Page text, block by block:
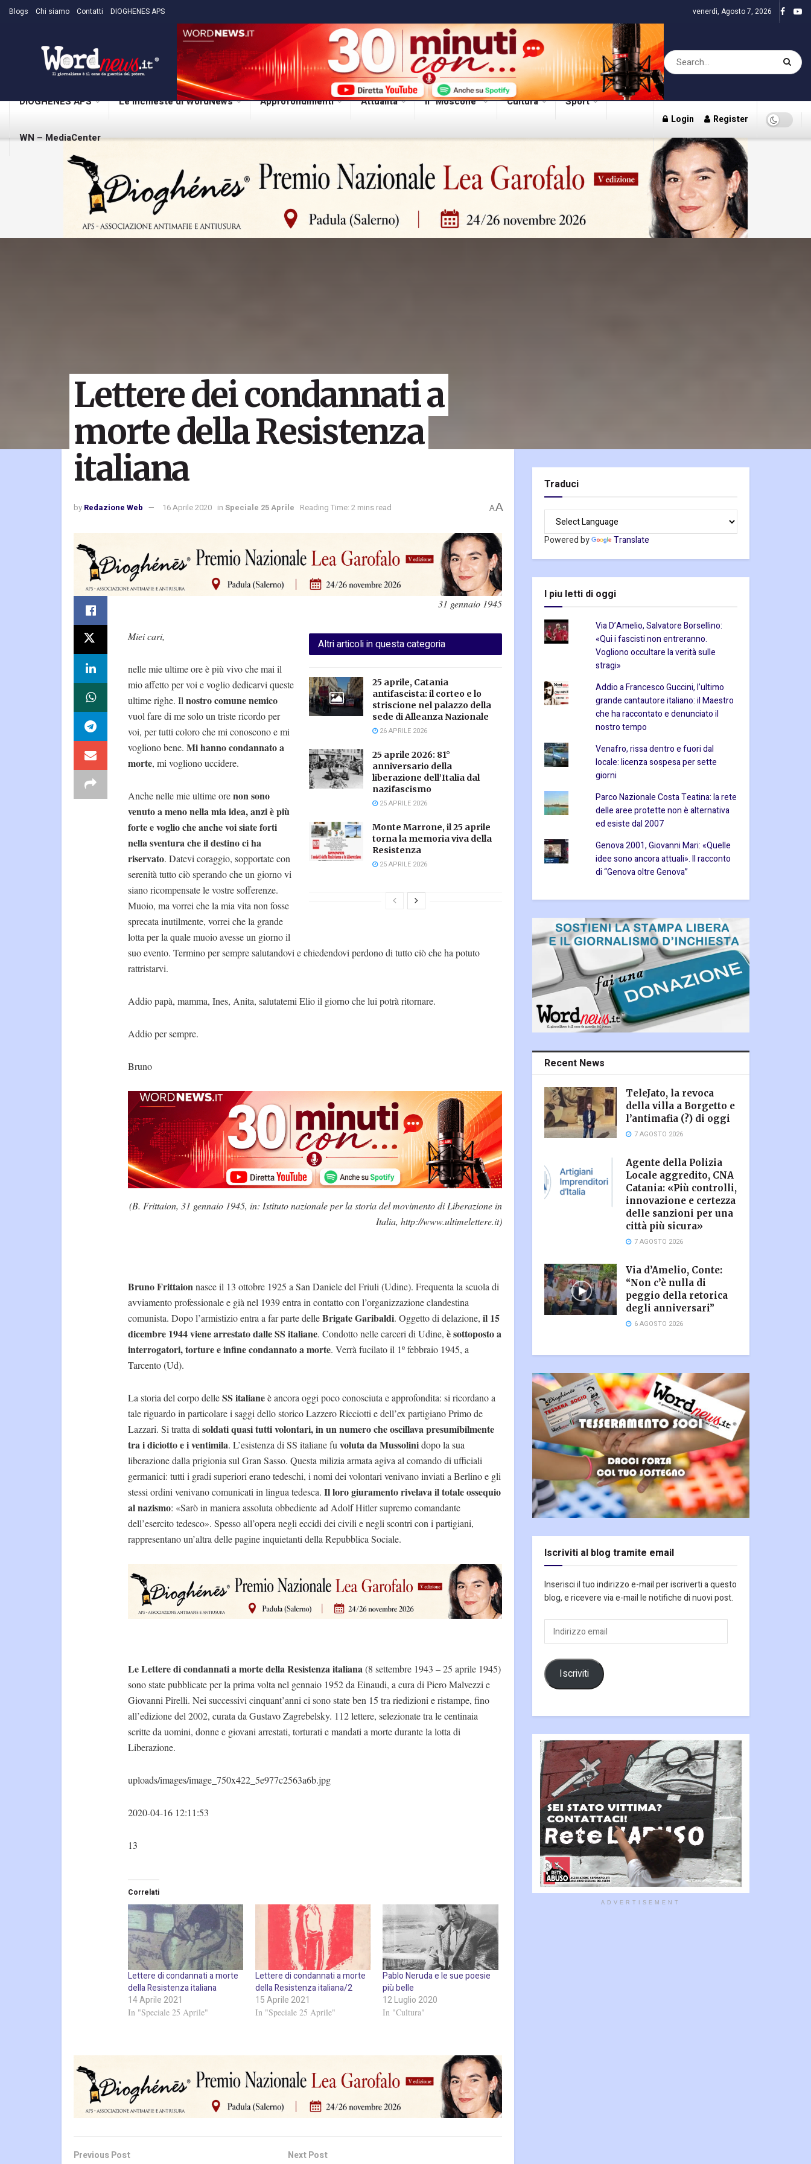
Blogs Chi siamo Contatti DIOGHENES APS venerdì, Agosto 7, 2026
DIOGHENES APS Le inchieste di WordNews Approfondimenti Attualità Il “Moscone” Cultura Sport
WN – MediaCenter
Login Register
Lettere dei condannati a
morte della Resistenza
italiana
by Redazione Web 16 Aprile 2020 in Speciale 25 Aprile Reading Time: 2 mins read AA
31 gennaio 1945
Altri articoli in questa categoria
25 aprile, Catania
antifascista: il corteo e lo
striscione nel palazzo della
sede di Alleanza Nazionale
26 APRILE 2026
25 aprile 2026: 81°
anniversario della
liberazione dell’Italia dal
nazifascismo
25 APRILE 2026
Monte Marrone, il 25 aprile
torna la memoria viva della
Resistenza
25 APRILE 2026
Miei cari,
nelle mie ultime ore è più vivo che mai il
mio affetto per voi e voglio dedicarvi queste
ultime righe. Ilnostro comune nemico
vuol fare di me solo un triste ricordo per
voi, per tutti coloro che mi conoscono e mi
vogliono bene. Mi hanno condannato a
morte, mi vogliono uccidere.
Anche nelle mie ultime orenon sono
venuto a meno nella mia idea, anzi è più
forte e voglio che anche voi siate forti
nella sventura che il destino ci ha
riservato. Datevi coraggio, sopportate con
serenità tutto ciò sperando che un giorno vi
siano ricompensate le vostre sofferenze.
Muoio, ma vorrei che la mia vita non fosse
sprecata inutilmente, vorrei che la grande
lotta per la quale muoio avesse un giorno il
suo evento. Termino per sempre salutandovi e chiedendovi perdono di tutto ciò che ha potuto
rattristarvi.
Addio papà, mamma, Ines, Anita, salutatemi Elio il giorno che lui potrà ritornare.
Addio per sempre.
Bruno
(B. Frittaion, 31 gennaio 1945, in: Istituto nazionale per la storia del movimento di Liberazione in
Italia, http://www.ultimelettere.it)
Bruno Frittaionnasce il 13 ottobre 1925 a San Daniele del Friuli (Udine). Frequenta la scuola di
avviamento professionale e già nel 1939 entra in contatto con l’organizzazione clandestina
comunista. Dopo l’armistizio entra a far parte delleBrigate Garibaldi. Oggetto di delazione, il 15
dicembre 1944 viene arrestato dalle SS italiane. Condotto nelle carceri di Udine, è sottoposto a
interrogatori, torture e infine condannato a morte. Verrà fucilato il 1º febbraio 1945, a
Tarcento (Ud).
La storia del corpo delleSS italianeè ancora oggi poco conosciuta e approfondita: si ricordano a
tale riguardo in particolare i saggi dello storico Lazzero Ricciotti e dell’ex partigiano Primo de
Lazzari. Si tratta di soldati quasi tutti volontari, in un numero che oscillava presumibilmente
tra i diciotto e i ventimila. L’esistenza di SS italiane fu voluta da Mussolinidopo la sua
liberazione dalla prigionia sul Gran Sasso. Questa milizia armata agiva al comando di ufficiali
germanici: tutti i gradi superiori erano tedeschi, i nomi dei volontari venivano inviati a Berlino e gli
stessi ordini venivano comunicati in lingua tedesca. Il loro giuramento rivelava il totale ossequio
al nazismo: «Sarò in maniera assoluta obbediente ad Adolf Hitler supremo comandante
dell’esercito tedesco». Spesso all’opera negli eccidi dei civili e negli scontri con i partigiani,
rappresentano un’altra delle pagine inquietanti della Repubblica Sociale.
Le Lettere di condannati a morte della Resistenza italiana(8 settembre 1943 – 25 aprile 1945)
sono state pubblicate per la prima volta nel gennaio 1952 da Einaudi, a cura di Piero Malvezzi e
Giovanni Pirelli. Nei successivi cinquant’anni ci sono state ben 15 tra riedizioni e ristampe, fino
all’edizione del 2002, curata da Gustavo Zagrebelsky. 112 lettere, selezionate tra le centinaia
scritte da uomini, donne e giovani arrestati, torturati e mandati a morte durante la lotta di
Liberazione.
uploads/images/image_750x422_5e977c2563a6b.jpg
2020-04-16 12:11:53
13
Correlati
Lettere di condannati a morte
della Resistenza italiana
14 Aprile 2021
In "Speciale 25 Aprile"
Lettere di condannati a morte
della Resistenza italiana/2
15 Aprile 2021
In "Speciale 25 Aprile"
Pablo Neruda e le sue poesie
più belle
12 Luglio 2020
In "Cultura"
Previous Post Next Post
Traduci
Powered by Translate
I piu letti di oggi
Via D’Amelio, Salvatore Borsellino:
«Qui i fascisti non entreranno.
Vogliono occultare la verità sulle
stragi»
Addio a Francesco Guccini, l’ultimo
grande cantautore italiano: il Maestro
che ha raccontato e denunciato il
nostro tempo
Venafro, rissa dentro e fuori dal
locale: licenza sospesa per sette
giorni
Parco Nazionale Costa Teatina: la rete
delle aree protette non è alternativa
ed esiste dal 2007
Genova 2001, Giovanni Mari: «Quelle
idee sono ancora attuali». Il racconto
di “Genova oltre Genova”
Recent News
TeleJato, la revoca
della villa a Borgetto e
l’antimafia (?) di oggi
7 AGOSTO 2026
Agente della Polizia
Locale aggredito, CNA
Catania: «Più controlli,
innovazione e certezza
delle sanzioni per una
città più sicura»
7 AGOSTO 2026
Via d’Amelio, Conte:
“Non c’è nulla di
peggio della retorica
degli anniversari”
6 AGOSTO 2026
Iscriviti al blog tramite email
Inserisci il tuo indirizzo e-mail per iscriverti a questo
blog, e ricevere via e-mail le notifiche di nuovi post.
Indirizzo
email
Iscriviti
ADVERTISEMENT